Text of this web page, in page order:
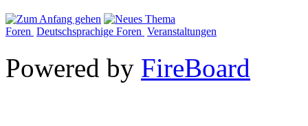
Foren Deutschsprachige Foren Veranstaltungen
Powered by FireBoard